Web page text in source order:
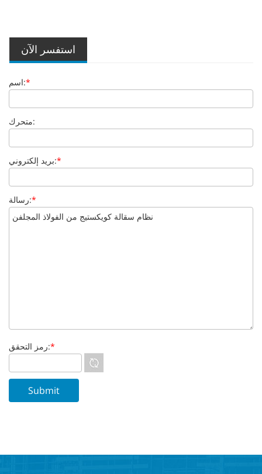
استفسر الآن
اسم:*
متحرك:
بريد إلكتروني:*
رسالة:*
رمز التحقق:*